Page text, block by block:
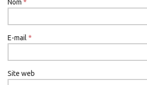
Nom *
E-mail *
Site web